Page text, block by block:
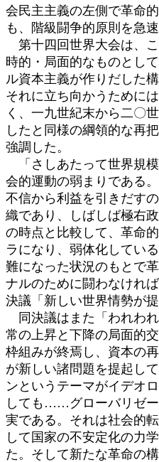
会民主主義の左側で革命
も、階級闘争的原則を急
第十四回世界大会は、
時的・局面的なものとし
ル資本主義が作りだした
それに立ち向かうために
く、一九世紀末から二〇
したと同様の綱領的な再
強調した。
「さしあたって世界規
会的運動の弱まりである
不信から利益を引きだす
織であり、しばしば極右
の時点と比較して、革命
ラになり、弱体化してい
難になった状況のもとで
ナルのために闘わなけれ
決議「新しい世界情勢が
同決議はまた「われわ
常の上昇と下降の局面的
枠組みが終焉し、資本の
が新しい諸問題を提起し
ンというテーマがイデオ
しても……グローバリゼ
実である。それは社会的
して国家の不安定化の力
た。そして新たな革命の